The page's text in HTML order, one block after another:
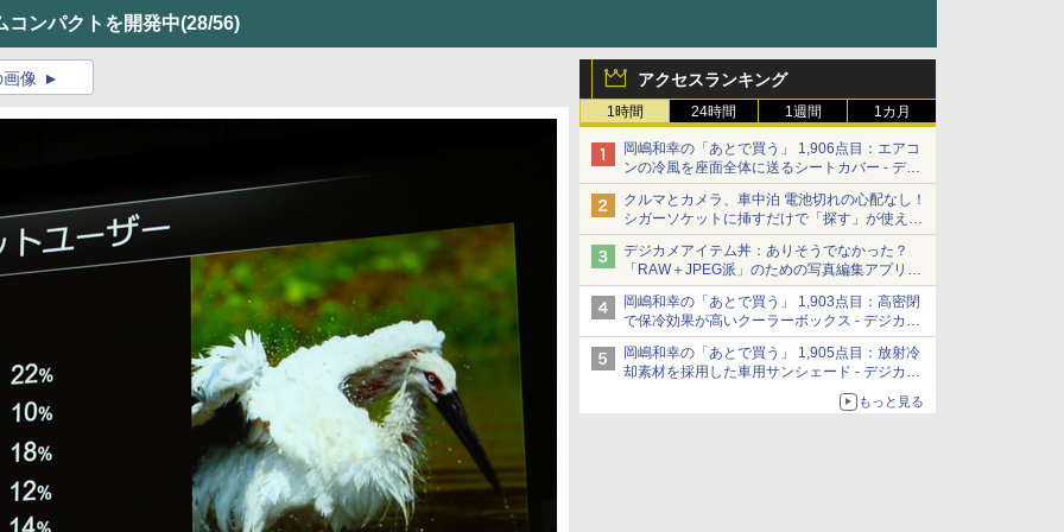
コンパクトを開発中(28/56)
アクセスランキング
1時間 24時間 1週間 1カ月
岡嶋和幸の「あとで買う」 1,906点目：エアコ
ンの冷風を座面全体に送るシートカバー - デジ
カメ Watch
クルマとカメラ、車中泊 電池切れの心配なし！
シガーソケットに挿すだけで「探す」が使える
スマートタグ - デジカメ Watch
デジカメアイテム丼：ありそうでなかった？
「RAW＋JPEG派」のための写真編集アプリ
カメラデフォルトのJPEGを大切にする
「Filmator」
岡嶋和幸の「あとで買う」 1,903点目：高密閉
で保冷効果が高いクーラーボックス - デジカメ
Watch
岡嶋和幸の「あとで買う」 1,905点目：放射冷
却素材を採用した車用サンシェード - デジカメ
もっと見る
像